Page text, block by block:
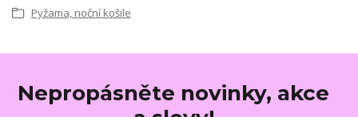
Pyžama, noční košile
Nepropásněte novinky, akce